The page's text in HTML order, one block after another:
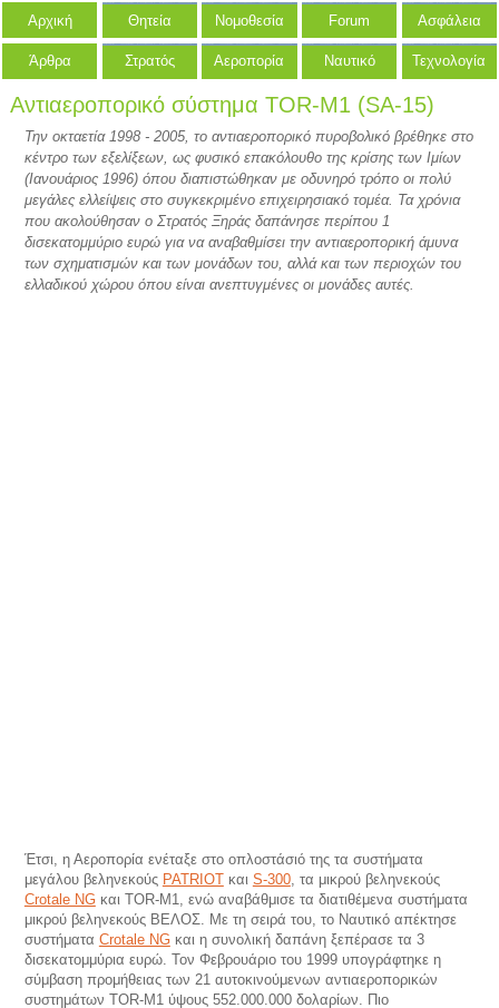
Αρχική Θητεία Νομοθεσία Forum Ασφάλεια
Άρθρα Στρατός Αεροπορία Ναυτικό Τεχνολογία
Αντιαεροπορικό σύστημα TOR-M1 (SA-15)
Την οκταετία 1998 - 2005, το αντιαεροπορικό πυροβολικό βρέθηκε στο
κέντρο των εξελίξεων, ως φυσικό επακόλουθο της κρίσης των Ιμίων
(Ιανουάριος 1996) όπου διαπιστώθηκαν με οδυνηρό τρόπο οι πολύ
μεγάλες ελλείψεις στο συγκεκριμένο επιχειρησιακό τομέα. Τα χρόνια
που ακολούθησαν ο Στρατός Ξηράς δαπάνησε περίπου 1
δισεκατομμύριο ευρώ για να αναβαθμίσει την αντιαεροπορική άμυνα
των σχηματισμών και των μονάδων του, αλλά και των περιοχών του
ελλαδικού χώρου όπου είναι ανεπτυγμένες οι μονάδες αυτές.
Έτσι, η Αεροπορία ενέταξε στο οπλοστάσιό της τα συστήματα
μεγάλου βεληνεκούς PATRIOTκαι S-300, τα μικρού βεληνεκούς
Crotale ΝGκαι ΤΟR-Μ1, ενώ αναβάθμισε τα διατιθέμενα συστήματα
μικρού βεληνεκούς ΒΕΛΟΣ. Με τη σειρά του, το Ναυτικό απέκτησε
συστήματα Crotale ΝGκαι η συνολική δαπάνη ξεπέρασε τα 3
δισεκατομμύρια ευρώ. Τον Φεβρουάριο του 1999 υπογράφτηκε η
σύμβαση προμήθειας των 21 αυτοκινούμενων αντιαεροπορικών
συστημάτων ΤΟR-Μ1 ύψους 552.000.000 δολαρίων. Πιο